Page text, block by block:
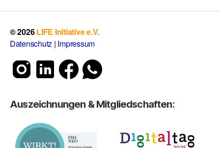
© 2026LIFE Initiative e.V.
Datenschutz | Impressum
Auszeichnungen & Mitgliedschaften: